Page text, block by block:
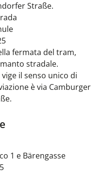
Straße.
fermata del tram,
stradale.
il senso unico di
è via Camburger
1 e Bärengasse